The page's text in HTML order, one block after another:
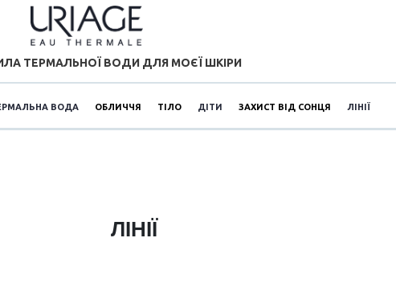
ТЕРМАЛЬНОЇ ВОДИ ДЛЯ МОЄЇ ШКІРИ
ВОДА ОБЛИЧЧЯ ТІЛО ДІТИ ЗАХИСТ ВІД СОНЦЯ ЛІНІЇ
ЛІНІЇ